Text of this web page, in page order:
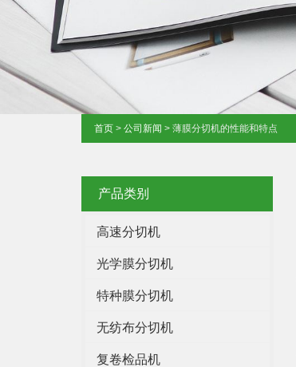
首页 > 公司新闻 > 薄膜分切机的性能和特点
产品类别
高速分切机
光学膜分切机
特种膜分切机
无纺布分切机
复卷检品机